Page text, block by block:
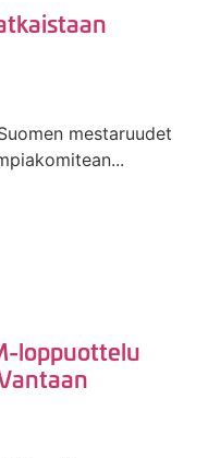
mestaruudet
loppuottelu